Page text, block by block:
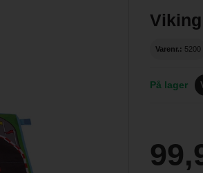
Varenr.: 5200
På lager